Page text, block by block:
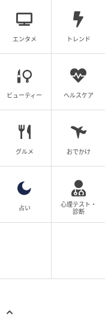
エンタメ トレンド
ビューティー ヘルスケア
グルメ おでかけ
占い
心理テスト・
診断